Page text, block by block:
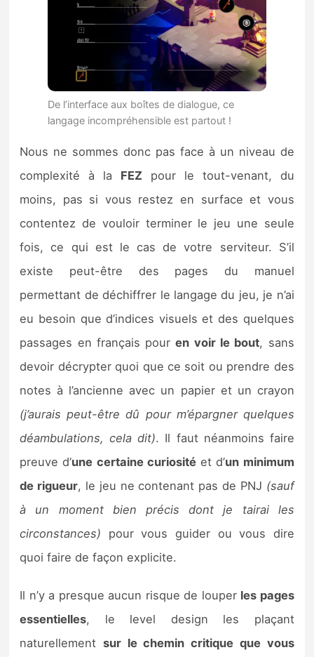
De l’interface aux boîtes de dialogue, ce
langage incompréhensible est partout !
Nous ne sommes donc pas face à un niveau de
complexité à la FEZ pour le tout-venant, du
moins, pas si vous restez en surface et vous
contentez de vouloir terminer le jeu une seule
fois, ce qui est le cas de votre serviteur. S’il
existe peut-être des pages du manuel
permettant de déchiffrer le langage du jeu, je n’ai
eu besoin que d’indices visuels et des quelques
passages en français pouren voir le bout, sans
devoir décrypter quoi que ce soit ou prendre des
notes à l’ancienne avec un papier et un crayon
(j’aurais peut-être dû pour m’épargner quelques
déambulations, cela dit). Il faut néanmoins faire
preuve d’une certaine curiositéet d’un minimum
de rigueur, le jeu ne contenant pas de PNJ (sauf
à un moment bien précis dont je tairai les
circonstances) pour vous guider ou vous dire
quoi faire de façon explicite.
Il n’y a presque aucun risque de louper les pages
essentielles, le level design les plaçant
naturellement sur le chemin critique que vous